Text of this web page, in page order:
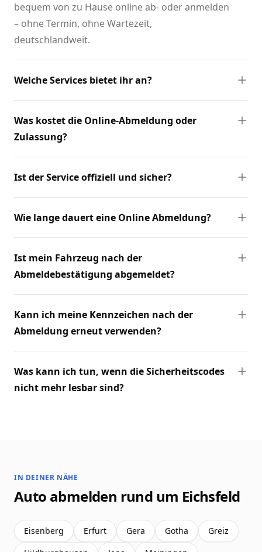
bequem von zu Hause online ab- oder anmelden
– ohne Termin, ohne Wartezeit,
deutschlandweit.
Welche Services bietet ihr an?
Was kostet die Online-Abmeldung oder
Zulassung?
Ist der Service offiziell und sicher?
Wie lange dauert eine Online Abmeldung?
Ist mein Fahrzeug nach der
Abmeldebestätigung abgemeldet?
Kann ich meine Kennzeichen nach der
Abmeldung erneut verwenden?
Was kann ich tun, wenn die Sicherheitscodes
nicht mehr lesbar sind?
IN DEINER NÄHE
Auto abmelden rund um Eichsfeld
Eisenberg Erfurt Gera Gotha
Greiz